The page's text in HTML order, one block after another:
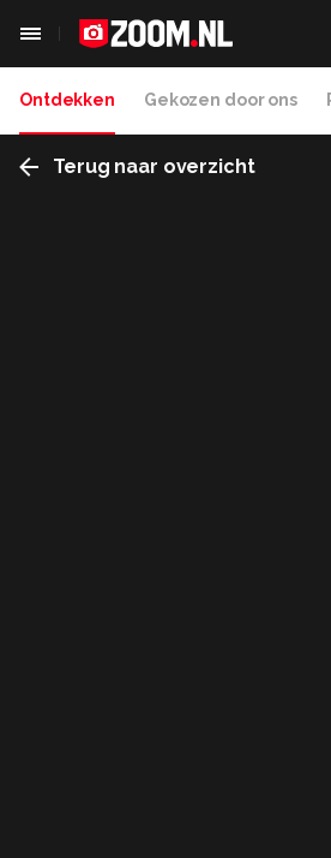
Ontdekken Gekozen door ons
Terug naar overzicht